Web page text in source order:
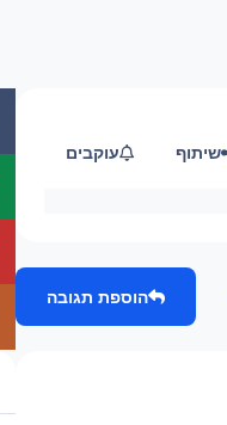
שיתוף עוקבים
הוספת תגובה